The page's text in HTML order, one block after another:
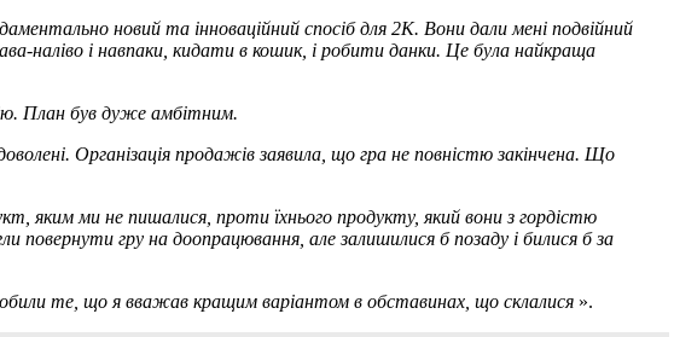
новий та інноваційний спосіб для 2К. Вони дали мені подвійний
наліво і навпаки, кидати в кошик, і робити данки. Це була найкраща
План був дуже амбітним.
Організація продажів заявила, що гра не повністю закінчена. Що
яким ми не пишалися, проти їхнього продукту, який вони з гордістю
повернути гру на доопрацювання, але залишилися б позаду і билися б за
те, що я вважав кращим варіантом в обставинах, що склалися ».